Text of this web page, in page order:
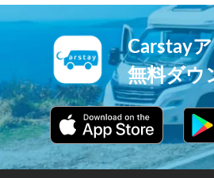
Carstay
無料ダウ